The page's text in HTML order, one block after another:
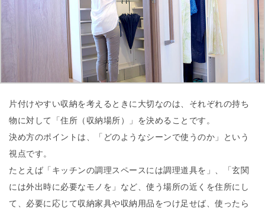
片付けやすい収納を考えるときに大切なのは、それぞれの持ち
物に対して「住所（収納場所）」を決めることです。
決め方のポイントは、「どのようなシーンで使うのか」という
視点です。
たとえば「キッチンの調理スペースには調理道具を」、「玄関
には外出時に必要なモノを」など、使う場所の近くを住所にし
て、必要に応じて収納家具や収納用品をつけ足せば、使ったら